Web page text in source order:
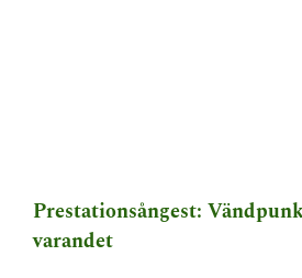
Prestationsångest:
varandet